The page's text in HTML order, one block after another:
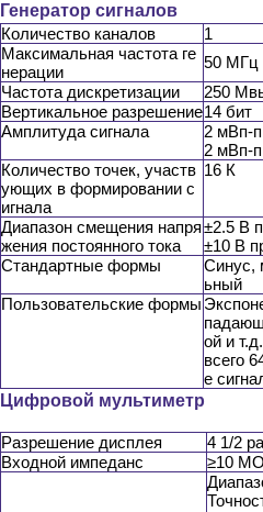
Генератор сигналов
Количество каналов
1
Максимальная частота ге
нерации
50 МГц
Частота дискретизации
250
Вертикальное разрешение14 бит
Амплитуда сигнала
2 мВп-
2 мВп-
Количество точек, участв
ующих в формировании с
игнала
16 К
Диапазон смещения напря
жения постоянного тока
±2.5 В
±10 В
Стандартные формы
Синус,
ьный
Пользовательские формы
ой и т.д.
всего
е
Цифровой мультиметр
Разрешение дисплея
4 1/2
Входной импеданс
≥10